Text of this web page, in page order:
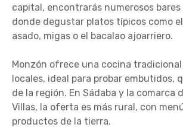
capital, encontrarás numerosos
donde degustar platos típicos como
asado, migas o el bacalao ajoarriero.
Monzón ofrece una cocina
locales, ideal para probar embutidos,
de la región. En Sádaba y la comarca
Villas, la oferta es más rural, con
productos de la tierra.